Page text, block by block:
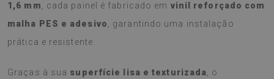
1,6 mm
, cada painel é fabricado em vinil reforçado com
malha PES e adesivo
, garantindo uma instalação
prática e resistente.
Graças à sua superfície lisa e texturizada
, o